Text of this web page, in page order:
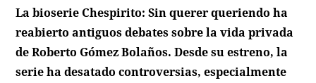
La bioserie Chespirito: Sin quererqueriendo ha
reabierto antiguos debates sobre la vida privada
de Roberto Gómez Bolaños. Desde su estreno, la
serie ha desatado controversias, especialmente